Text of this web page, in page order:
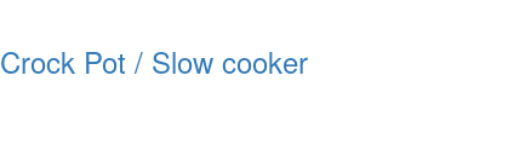
Crock Pot / Slow cooker